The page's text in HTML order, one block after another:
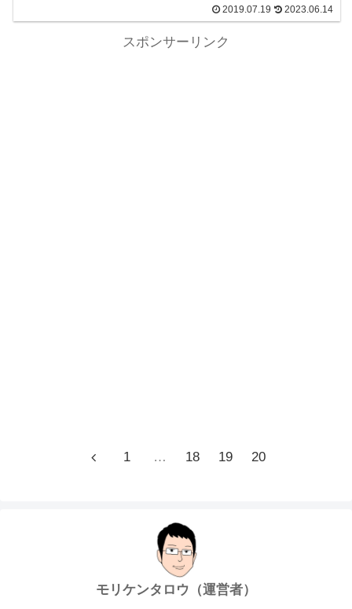
2019.07.19 2023.06.14
スポンサーリンク
1 … 18 19 20
モリケンタロウ（運営者）